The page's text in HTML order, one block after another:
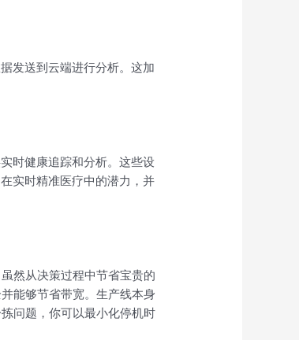
发送到云端进行分析。这加
时健康追踪和分析。这些设
实时精准医疗中的潜力，并
然从决策过程中节省宝贵的
能够节省带宽。生产线本身
问题，你可以最小化停机时